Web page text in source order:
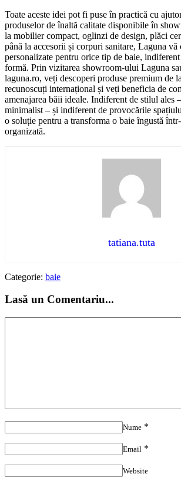
Toate aceste idei pot fi puse în practică cu
produselor de înaltă calitate disponibile în
la mobilier compact, oglinzi de design, plăci
până la accesorii și corpuri sanitare, Laguna vă
personalizate pentru orice tip de baie,
formă. Prin vizitarea showroom-ului Laguna
laguna.ro, veți descoperi produse premium de
recunoscuți internațional și veți beneficia de
amenajarea băii ideale. Indiferent de stilul ales
minimalist – și indiferent de provocările
o soluție pentru a transforma o baie îngustă
organizată.
tatiana.tuta
Categorie: baie
Lasă un Comentariu...
Nume *
Email *
Website